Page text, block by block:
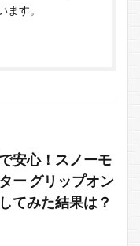
す。
安心！スノーモ
ー グリップオン
てみた結果は？